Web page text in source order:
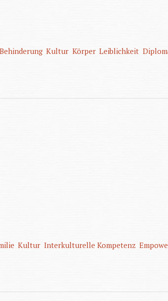
Kultur Körper Leiblichkeit
Kultur Interkulturelle Kompetenz